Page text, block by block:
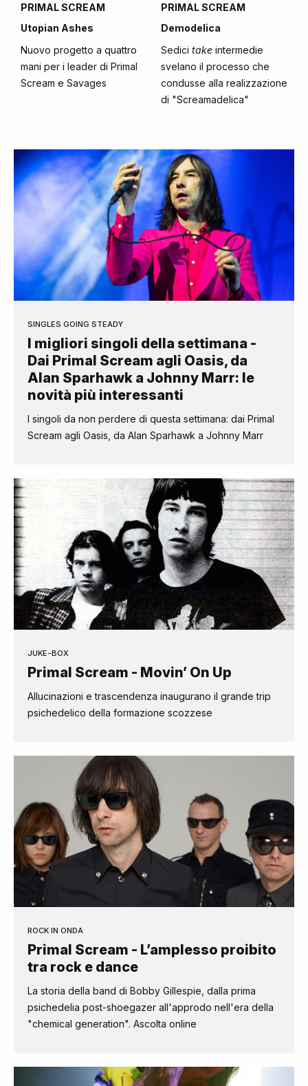
PRIMAL SCREAM
Utopian Ashes
Nuovo progetto a quattro
mani per i leader di Primal
Scream e Savages
PRIMAL SCREAM
Demodelica
Sedici take intermedie
svelano il processo che
condusse alla realizzazione
di "Screamadelica"
SINGLES GOING STEADY
I migliori singoli della settimana -
Dai Primal Scream agli Oasis, da
Alan Sparhawk a Johnny Marr: le
novità più interessanti
I singoli da non perdere di questa settimana: dai Primal
Scream agli Oasis, da Alan Sparhawk a Johnny Marr
JUKE-BOX
Primal Scream - Movin’ On Up
Allucinazioni e trascendenza inaugurano il grande trip
psichedelico della formazione scozzese
ROCK IN ONDA
Primal Scream - L’amplesso proibito
tra rock e dance
La storia della band di Bobby Gillespie, dalla prima
psichedelia post-shoegazer all'approdo nell'era della
"chemical generation". Ascolta online